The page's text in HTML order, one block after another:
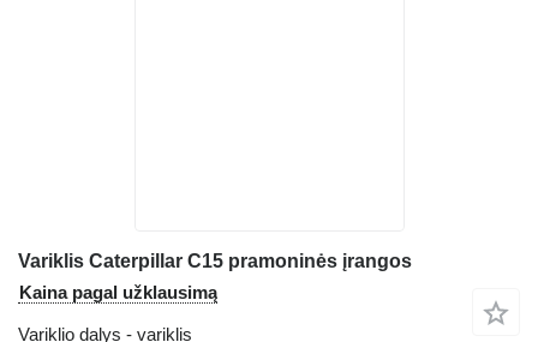
Variklis Caterpillar C15 pramoninės įrangos
Kaina pagal užklausimą
Variklio dalys - variklis